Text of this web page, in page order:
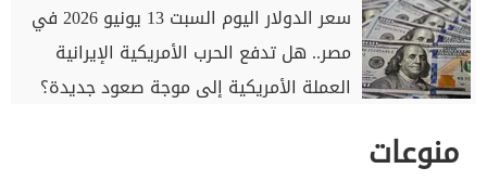
سعر الدولار اليوم السبت 13 يونيو 2026 في
مصر.. هل تدفع الحرب الأمريكية الإيرانية
العملة الأمريكية إلى موجة صعود جديدة؟
منوعات